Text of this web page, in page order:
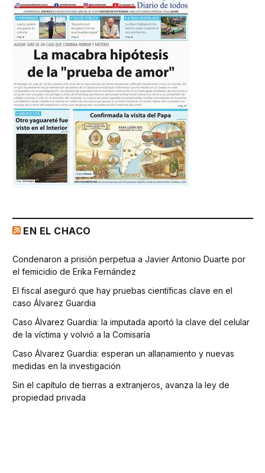
EN EL CHACO
Condenaron a prisión perpetua a Javier Antonio Duarte por
el femicidio de Erika Fernández
El fiscal aseguró que hay pruebas científicas clave en el
caso Álvarez Guardia
Caso Álvarez Guardia: la imputada aportó la clave del celular
de la víctima y volvió a la Comisaría
Caso Álvarez Guardia: esperan un allanamiento y nuevas
medidas en la investigación
Sin el capítulo de tierras a extranjeros, avanza la ley de
propiedad privada